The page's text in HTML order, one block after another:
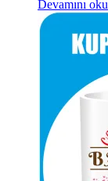
Devamını oku